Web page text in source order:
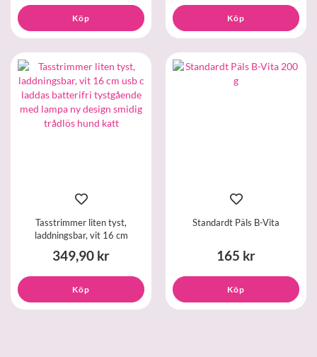
Köp Köp
Tasstrimmer liten tyst,
laddningsbar, vit 16 cm
349,90 kr
Köp
Standardt Päls B-Vita
165 kr
Köp